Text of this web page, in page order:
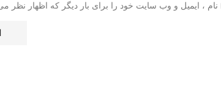
نام ، ایمیل و وب سایت خود را برای بار دیگر که اظهار نظر